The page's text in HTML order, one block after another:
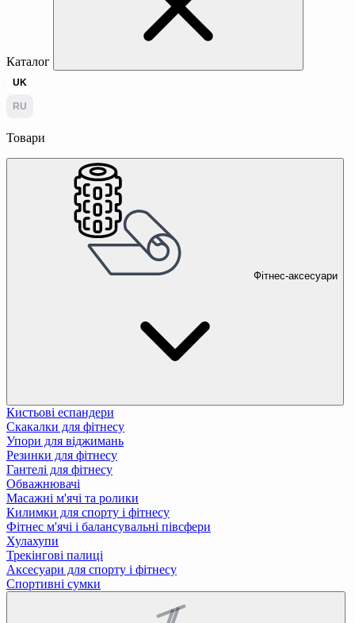
Каталог
UK
RU
Товари
Фітнес-аксесуари
Кистьові еспандери
Скакалки для фітнесу
Упори для віджимань
Резинки для фітнесу
Гантелі для фітнесу
Обважнювачі
Масажні м'ячі та ролики
Килимки для спорту і фітнесу
Фітнес м'ячі і балансувальні півсфери
Хулахупи
Трекінгові палиці
Аксесуари для спорту і фітнесу
Спортивні сумки